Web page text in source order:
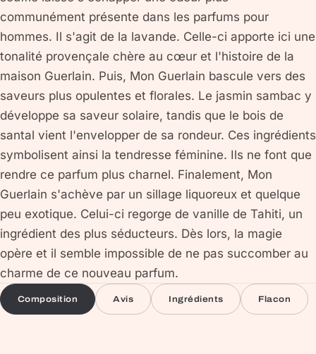
communément présente dans les parfums pour
hommes. Il s'agit de la lavande. Celle-ci apporte ici une
tonalité provençale chère au cœur et l'histoire de la
maison Guerlain. Puis, Mon Guerlain bascule vers des
saveurs plus opulentes et florales. Le jasmin sambac y
développe sa saveur solaire, tandis que le bois de
santal vient l'envelopper de sa rondeur. Ces ingrédients
symbolisent ainsi la tendresse féminine. Ils ne font que
rendre ce parfum plus charnel. Finalement, Mon
Guerlain s'achève par un sillage liquoreux et quelque
peu exotique. Celui-ci regorge de vanille de Tahiti, un
ingrédient des plus séducteurs. Dès lors, la magie
opère et il semble impossible de ne pas succomber au
charme de ce nouveau parfum.
Composition Avis Ingrédients Flacon